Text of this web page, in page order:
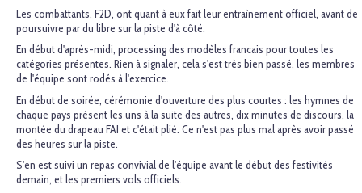
Les combattants, F2D, ont quant à eux fait leur entraînement officiel, avant de
poursuivre par du libre sur la piste d'à côté.
En début d'après-midi, processing des modèles francais pour toutes les
catégories présentes. Rien à signaler, cela s'est très bien passé, les membres
de l'équipe sont rodés à l'exercice.
En début de soirée, cérémonie d'ouverture des plus courtes : les hymnes de
chaque pays présent les uns à la suite des autres, dix minutes de discours, la
montée du drapeau FAI et c'était plié. Ce n'est pas plus mal après avoir passé
des heures sur la piste.
S'en est suivi un repas convivial de l'équipe avant le début des festivités
demain, et les premiers vols officiels.